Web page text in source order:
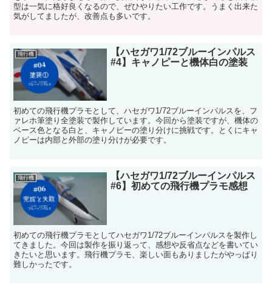
型は一気に格好良くなるので、ぜひやりたい工作です。うまく出来た
気がしてましたが、改善点も多いです。
飛行機
【ハセガワ1/72ブルーインパルス
#4】キャノピーと機体白の塗装
初めての飛行機プラモとして、ハセガワ1/72ブルーインパルスを、フ
ァレホ筆塗り全塗装で製作しています。今回から塗装ですが、機体の
ベース色となる白と、キャノピーの塗り分けに挑戦です。とくにキャ
ノピーは内部と外部の塗り分けが必要です。
飛行機
【ハセガワ1/72ブルーインパルス
#6】初めての飛行機プラモ感想
初めての飛行機プラモとしてハセガワ1/72ブルーインパルスを製作し
てきました。今回は製作を振り返って、感想や反省点などを書いてい
きたいと思います。飛行機プラモ、楽しい面もありましたがやっぱり
難しかったです。